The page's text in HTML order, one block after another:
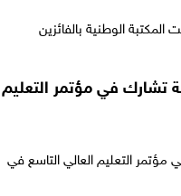
الوطنية بالفائزين
تشارك في مؤتمر التعليم
مؤتمر التعليم العالي التاسع في